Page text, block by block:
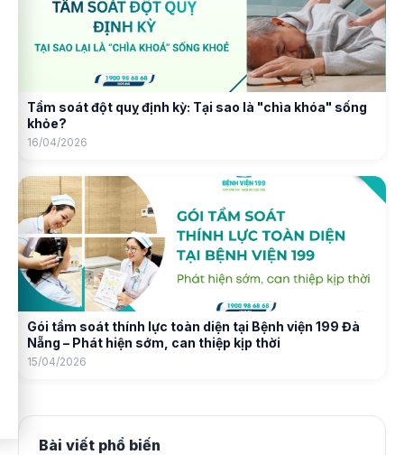
Tầm soát đột quỵ định kỳ: Tại sao là "chìa khóa" sống
khỏe?
16/04/2026
Gói tầm soát thính lực toàn diện tại Bệnh viện 199 Đà
Nẵng – Phát hiện sớm, can thiệp kịp thời
15/04/2026
Bài viết phổ biến